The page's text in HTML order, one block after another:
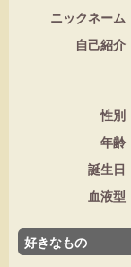
ニックネーム
自己紹介
性別
年齢
誕生日
血液型
好きなもの